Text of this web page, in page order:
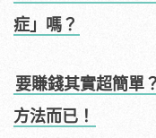
症」嗎？
要賺錢其實超簡單
方法而已！